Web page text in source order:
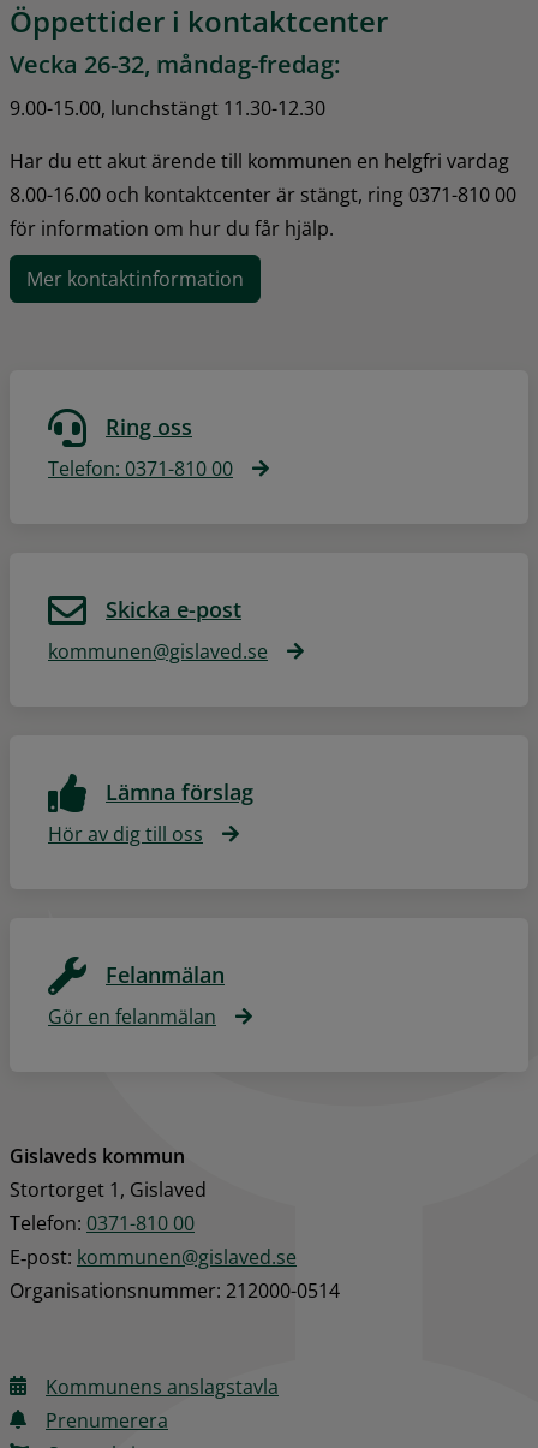
Öppettider i kontaktcenter
Vecka 26-32, måndag-fredag:
9.00-15.00, lunchstängt 11.30-12.30
Har du ett akut ärende till kommunen en helgfri vardag
8.00-16.00 och kontaktcenter är stängt, ring 0371-810 00
för information om hur du får hjälp.
Mer kontaktinformation
Ring oss
Telefon: 0371-810 00
Skicka e-post
kommunen@gislaved.se
Lämna förslag
Hör av dig till oss
Felanmälan
Gör en felanmälan
Gislaveds kommun
Stortorget 1, Gislaved
Telefon: 0371-810 00
E‑post: kommunen@gislaved.se
Organisationsnummer: 212000-0514
Kommunens anslagstavla
Prenumerera